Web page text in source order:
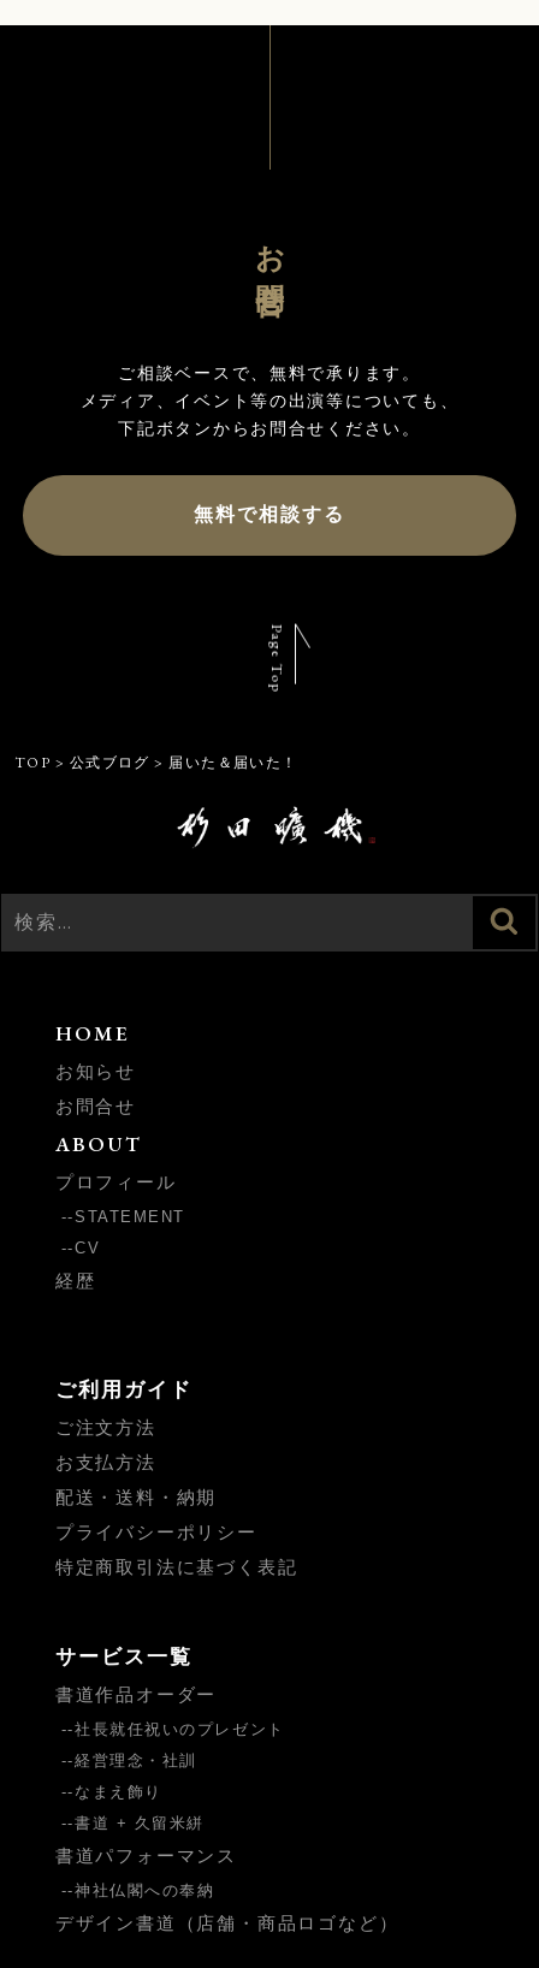
お問合せ
ご相談ベースで、無料で承ります。
メディア、イベント等の出演等についても、
無料で相談する
Page Top
TOP > 公式ブログ > 届いた＆届いた！
検
索:
HOME
お知らせ
お問合せ
ABOUT
プロフィール
STATEMENT
CV
経歴
ご利用ガイド
ご注文方法
お支払方法
配送・送料・納期
プライバシーポリシー
特定商取引法に基づく表記
サービス一覧
書道作品オーダー
社長就任祝いのプレゼント
経営理念・社訓
なまえ飾り
書道 + 久留米絣
書道パフォーマンス
神社仏閣への奉納
デザイン書道（店舗・商品ロゴなど）